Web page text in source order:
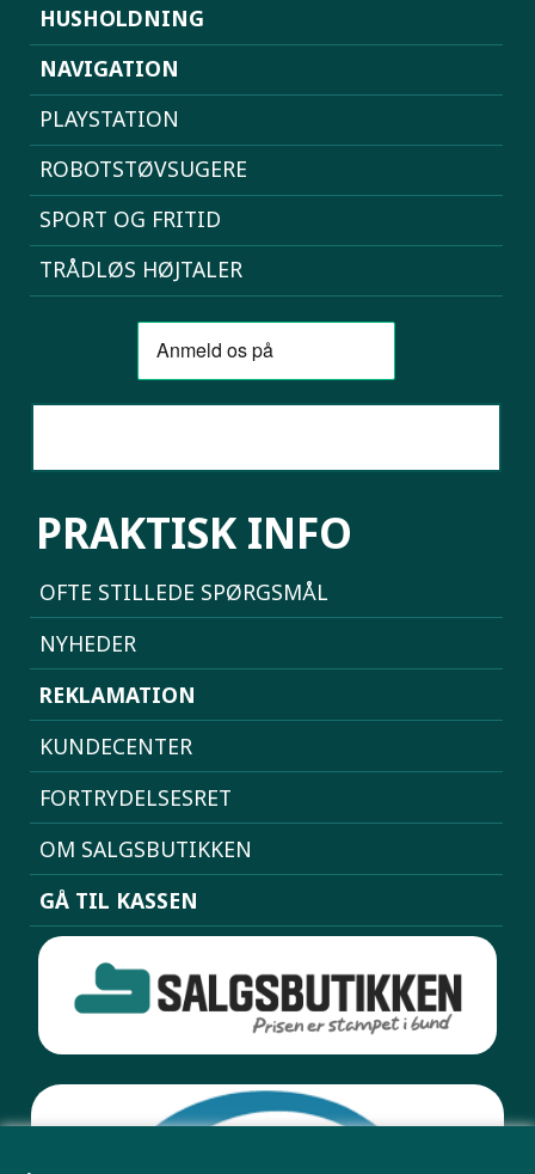
HUSHOLDNING
NAVIGATION
PLAYSTATION
ROBOTSTØVSUGERE
SPORT OG FRITID
TRÅDLØS HØJTALER
PRAKTISK INFO
OFTE STILLEDE SPØRGSMÅL
NYHEDER
REKLAMATION
KUNDECENTER
FORTRYDELSESRET
OM SALGSBUTIKKEN
GÅ TIL KASSEN